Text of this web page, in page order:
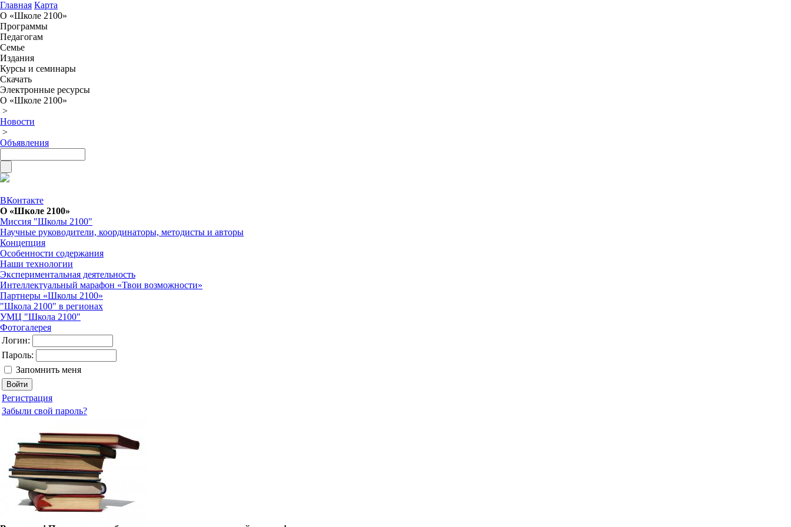
Главная Карта
О «Школе 2100»
Программы
Педагогам
Семье
Издания
Курсы и семинары
Скачать
Электронные ресурсы
О «Школе 2100»
>
Новости
>
Объявления
ВКонтакте
О «Школе 2100»
Миссия "Школы 2100"
Научные руководители, координаторы, методисты и авторы
Концепция
Особенности содержания
Наши технологии
Экспериментальная деятельность
Интеллектуальный марафон «Твои возможности»
Партнеры «Школы 2100»
"Школа 2100" в регионах
УМЦ "Школа 2100"
Фотогалерея
Логин:
Пароль:
Запомнить меня
Регистрация
Забыли свой пароль?